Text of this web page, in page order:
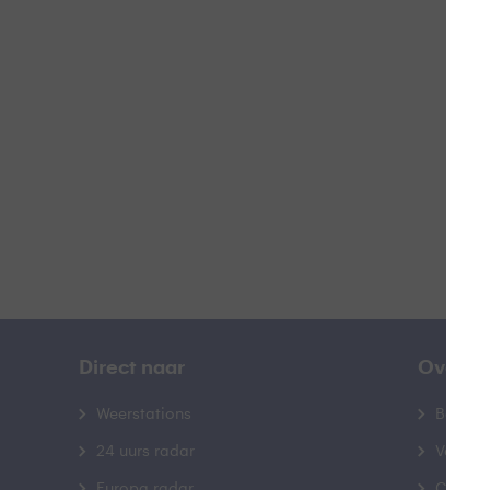
Direct naar
Weerstations
24 uurs radar
Over